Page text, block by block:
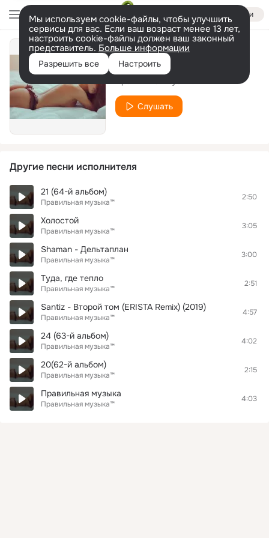
Войти
Мы используем cookie-файлы, чтобы улучшить
сервисы для вас. Если ваш возраст менее 13 лет,
настроить cookie-файлы должен ваш законный
представитель. Больше информации
Разрешить все Настроить
10 (52-й альбом)
Слушать
Другие песни исполнителя
21 (64-й альбом)
Правильная музыка™
2:50
Холостой
Правильная музыка™
3:05
Shaman - Дельтаплан
Правильная музыка™
3:00
Туда, где тепло
Правильная музыка™
2:51
Santiz - Второй том (ERISTA Remix) (2019)
Правильная музыка™
4:57
24 (63-й альбом)
Правильная музыка™
4:02
20(62-й альбом)
Правильная музыка™
2:15
Правильная музыка
Правильная музыка™
4:03